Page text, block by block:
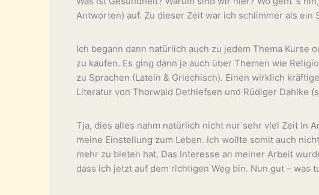
Antworten) auf. Zu dieser Zeit war ich schlimmer als ein
Ich begann dann natürlich auch zu jedem Thema
zu kaufen. Es ging dann ja auch über Themen wie
zu Sprachen (Latein & Griechisch). Einen wirklich
Literatur von Thorwald Dethlefsen und Rüdiger Dahlke
Tja, dies alles nahm natürlich nicht nur sehr viel Zeit in
meine Einstellung zum Leben. Ich wollte somit auch
mehr zu bieten hat. Das Interesse an meiner Arbeit
dass ich jetzt auf dem richtigen Weg bin. Nun gut – was